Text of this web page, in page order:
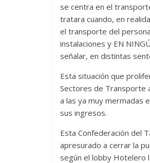
se centra en el
tratara cuando, en
el transporte del
instalaciones y EN
señalar, en distintas
Esta situación que
Sectores de Transporte
a las ya muy mermadas
sus ingresos.
Esta Confederación del
apresurado a cerrar la
según el lobby Hotelero